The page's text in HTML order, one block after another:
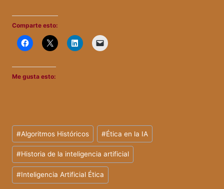
Comparte esto:
Me gusta esto:
Etiquetas
de
la
entrada:
#Algoritmos Históricos #Ética en la IA
#Historia de la inteligencia artificial
#Inteligencia Artificial Ética